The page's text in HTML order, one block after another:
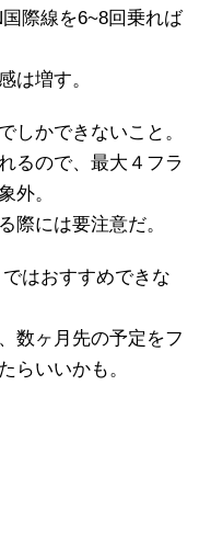
際線を6~8回乗れば
は増す。
しかできないこと。
るので、最大４フラ
外。
際には要注意だ。
はおすすめできな
数ヶ月先の予定をフ
らいいかも。